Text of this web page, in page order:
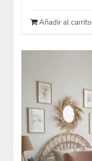
Añadir al carrito